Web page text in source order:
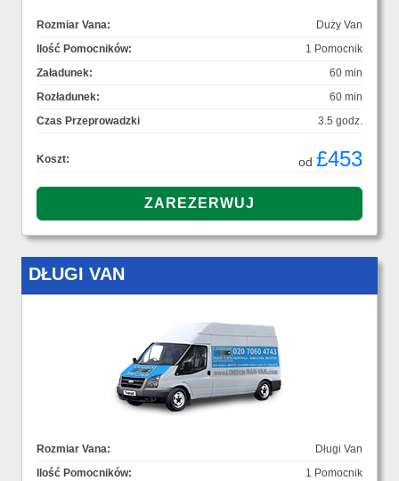
Rozmiar Vana:
Duży Van
Ilość Pomocników:
1 Pomocnik
Załadunek:
60 min
Rozładunek:
60 min
Czas Przeprowadzki
3.5 godz.
Koszt: od £453
DŁUGI VAN
Rozmiar Vana:
Długi Van
Ilość Pomocników:
1 Pomocnik